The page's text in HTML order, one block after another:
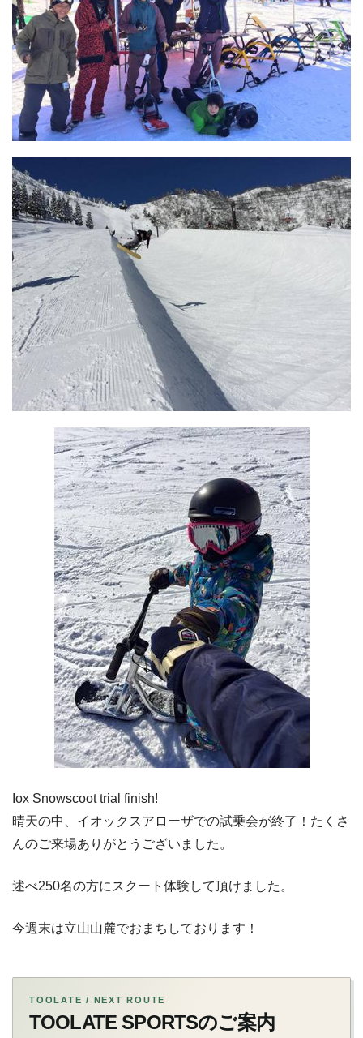
Iox Snowscoot trial finish!
晴天の中、イオックスアローザでの試乗会が終了！たくさ
んのご来場ありがとうございました。
述べ250名の方にスクート体験して頂けました。
今週末は立山山麓でおまちしております！
TOOLATE / NEXT ROUTE
TOOLATE SPORTSのご案内